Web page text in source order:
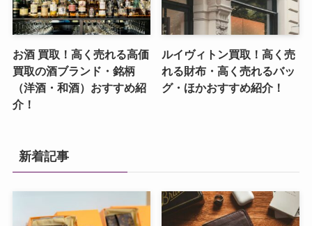
お酒 買取！高く売れる高価
買取の酒ブランド・銘柄
（洋酒・和酒）おすすめ紹
介！
ルイヴィトン買取！高く売
れる財布・高く売れるバッ
グ・ほかおすすめ紹介！
新着記事